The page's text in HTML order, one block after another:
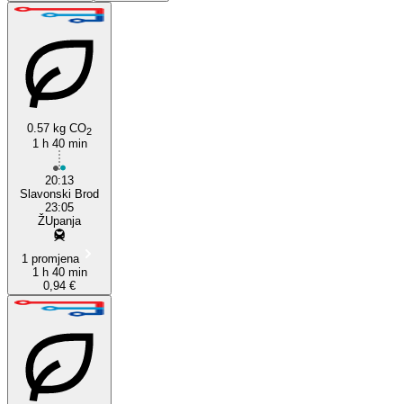
Slavonski Brod
0.57 kg CO2
1 h 40 min
20:13
Slavonski Brod
23:05
ŽUpanja
1 promjena
1 h 40 min
0,94 €